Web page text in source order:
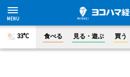
33°C 食べる 見る・遊ぶ 買う